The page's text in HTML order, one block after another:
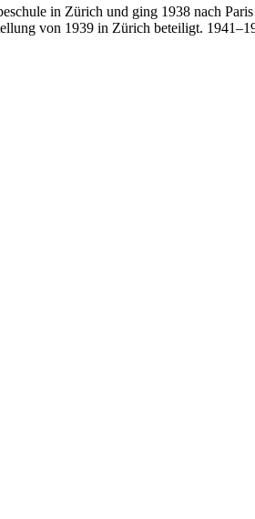
in Zürich und ging 1938 nach
von 1939 in Zürich beteiligt.